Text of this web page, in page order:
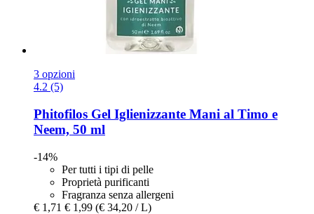
3 opzioni
4.2 (5)
Phitofilos Gel Iglienizzante Mani al Timo e
Neem, 50 ml
-14%
Per tutti i tipi di pelle
Proprietà purificanti
Fragranza senza allergeni
€ 1,71 € 1,99 (€ 34,20 / L)